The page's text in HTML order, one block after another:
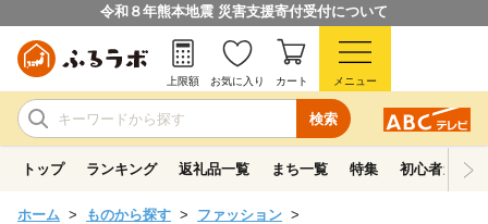
令和８年熊本地震 災害支援寄付受付について
検索
上限額 お気に入り カート メニュー
トップ ランキング 返礼品一覧 まち一覧 特集 初心者ガイド
ホーム ものから探す
ファッション